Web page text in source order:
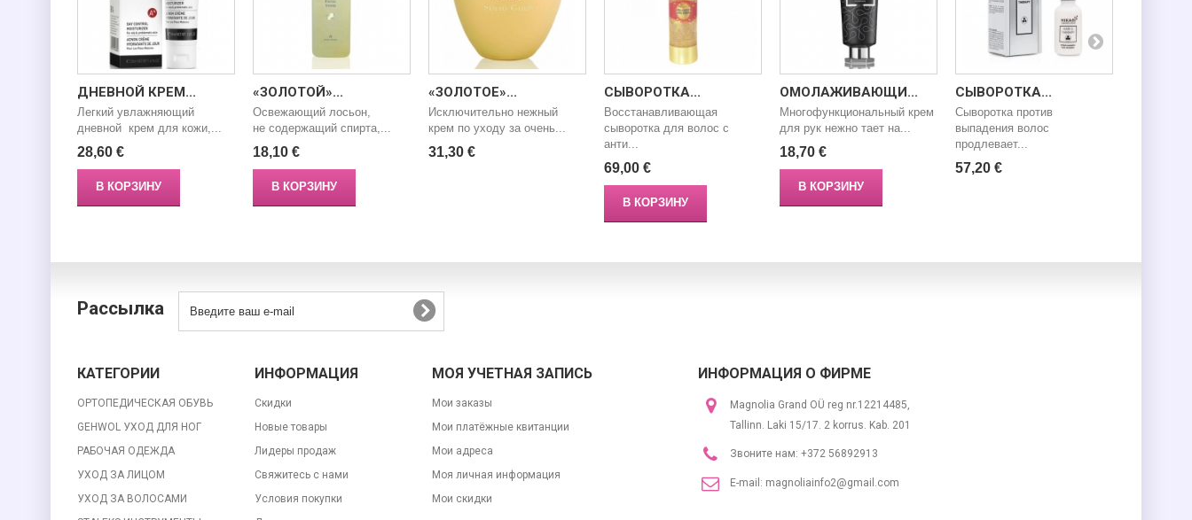
ДНЕВНОЙ КРЕМ...
Легкий увлажняющий
дневной крем для кожи,...
28,60 €
В КОРЗИНУ
«ЗОЛОТОЙ»...
Освежающий лосьон,
не содержащий спирта,...
18,10 €
В КОРЗИНУ
«ЗОЛОТОЕ»...
Исключительно нежный
крем по уходу за очень...
31,30 €
СЫВОРОТКА...
Восстанавливающая
сыворотка для волос с
анти...
69,00 €
В КОРЗИНУ
ОМОЛАЖИВАЮЩИ...
Многофункциональный крем
для рук нежно тает на...
18,70 €
В КОРЗИНУ
СЫВОРОТКА...
Сыворотка против
выпадения волос
продлевает...
57,20 €
Рассылка
КАТЕГОРИИ
ОРТОПЕДИЧЕСКАЯ ОБУВЬ
GEHWOL УХОД ДЛЯ НОГ
РАБОЧАЯ ОДЕЖДА
УХОД ЗА ЛИЦОМ
УХОД ЗА ВОЛОСАМИ
ИНФОРМАЦИЯ
Скидки
Новые товары
Лидеры продаж
Свяжитесь с нами
Условия покупки
МОЯ УЧЕТНАЯ ЗАПИСЬ
Мои заказы
Мои платёжные квитанции
Мои адреса
Моя личная информация
Мои скидки
ИНФОРМАЦИЯ О ФИРМЕ
Magnolia Grand OÜ reg nr.12214485,
Tallinn. Laki 15/17. 2 korrus. Kab. 201
Звоните нам: +372 56892913
E-mail: magnoliainfo2@gmail.com